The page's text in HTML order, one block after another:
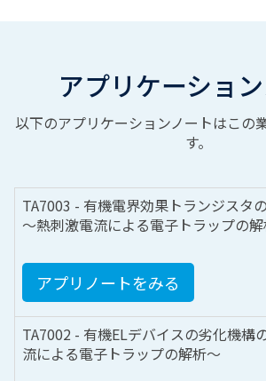
アプリケーショ
以下のアプリケーションノートはこの
す。
TA7003 - 有機電界効果トランジスタ
～熱刺激電流による電子トラップの
アプリノートをみる
TA7002 - 有機ELデバイスの劣化機構
流による電子トラップの解析～